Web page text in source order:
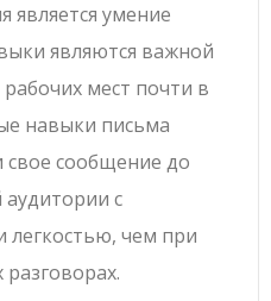
умение
являются важной
мест почти в
навыки письма
сообщение до
с
легкостью, чем при